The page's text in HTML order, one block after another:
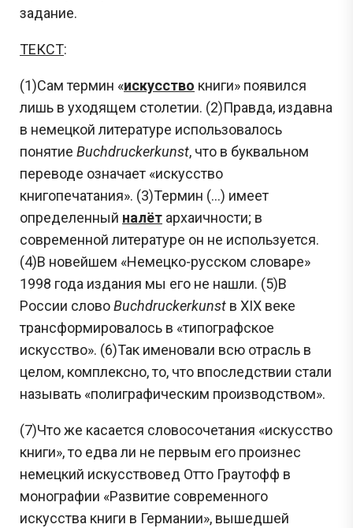
задание.
ТЕКСТ:
(1)Сам термин «искусство книги» появился
лишь в уходящем столетии. (2)Правда, издавна
в немецкой литературе использовалось
понятие Buchdruckerkunst, что в буквальном
переводе означает «искусство
книгопечатания». (3)Термин (…) имеет
определенный налёт архаичности; в
современной литературе он не используется.
(4)В новейшем «Немецко-русском словаре»
1998 года издания мы его не нашли. (5)В
России словоBuchdruckerkunst в XIX веке
трансформировалось в «типографское
искусство». (6)Так именовали всю отрасль в
целом, комплексно, то, что впоследствии стали
называть «полиграфическим производством».
(7)Что же касается словосочетания «искусство
книги», то едва ли не первым его произнес
немецкий искусствовед Отто Граутофф в
монографии «Развитие современного
искусства книги в Германии», вышедшей